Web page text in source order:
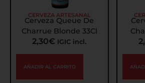
CERVEZA ARTESANAL
Cerveza Queue De
Charrue Blonde 33Cl
2,30€ IGIC incl.
AÑADIR AL CARRITO